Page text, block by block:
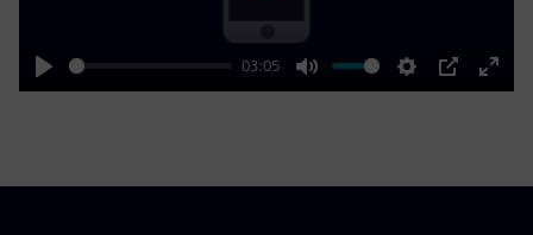
Play
03:05
Mute Settings
PIP
Enter